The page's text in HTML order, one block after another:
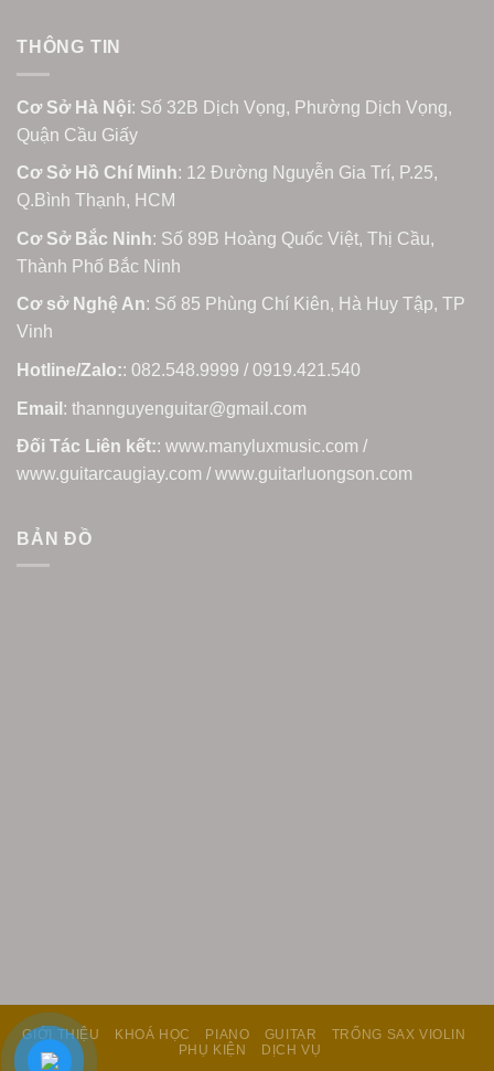
THÔNG TIN
Cơ Sở Hà Nội: Số 32B Dịch Vọng, Phường Dịch Vọng,
Quận Cầu Giấy
Cơ Sở Hồ Chí Minh: 12 Đường Nguyễn Gia Trí, P.25,
Q.Bình Thạnh, HCM
Cơ Sở Bắc Ninh: Số 89B Hoàng Quốc Việt, Thị Cầu,
Thành Phố Bắc Ninh
Cơ sở Nghệ An: Số 85 Phùng Chí Kiên, Hà Huy Tập, TP
Vinh
Hotline/Zalo:: 082.548.9999 / 0919.421.540
Email : thannguyenguitar@gmail.com
Đối Tác Liên kết:: www.manyluxmusic.com /
www.guitarcaugiay.com / www.guitarluongson.com
BẢN ĐỒ
GIỚI THIỆU KHOÁ HỌC PIANO GUITAR
TRỐNG SAX VIOLIN
PHỤ KIỆN
DỊCH VỤ